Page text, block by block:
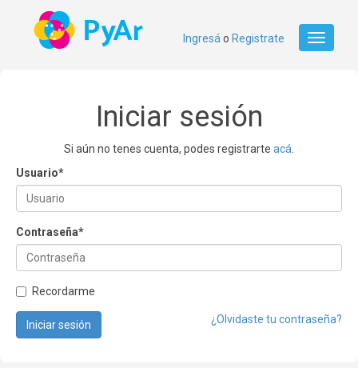
Toggle
Ingresá o Registrate
Iniciar sesión
Si aún no tenes cuenta, podes registrarte acá
Usuario*
Contraseña*
Recordarme
¿Olvidaste tu contraseña?
Iniciar sesión